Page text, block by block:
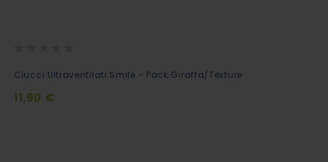
Ciucci Ultraventilati Smile - Pack Giraffa/Texture
11,90 €